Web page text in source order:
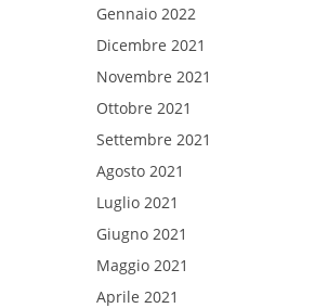
Gennaio 2022
Dicembre 2021
Novembre 2021
Ottobre 2021
Settembre 2021
Agosto 2021
Luglio 2021
Giugno 2021
Maggio 2021
Aprile 2021